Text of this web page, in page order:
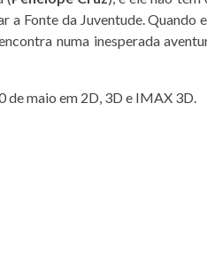
a Fonte da Juventude.
numa inesperada
de maio em 2D, 3D e IMAX 3D.